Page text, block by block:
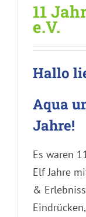
11
e.V.
Hallo
Aqua
Jahre!
Es waren
Elf Jahre
&